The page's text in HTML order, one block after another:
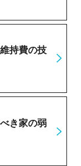
持費の技
き家の弱